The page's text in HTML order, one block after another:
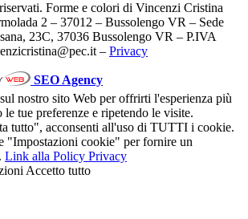
Forme e colori di Vincenzi Cristina
2 – 37012 – Bussolengo VR – Sede
23C, 37036 Bussolengo VR – P.IVA
– Privacy
SEO Agency
nostro sito Web per offrirti l'esperienza più
tue preferenze e ripetendo le visite.
tutto", acconsenti all'uso di TUTTI i cookie.
"Impostazioni cookie" per fornire un
Link alla Policy Privacy
Accetto tutto